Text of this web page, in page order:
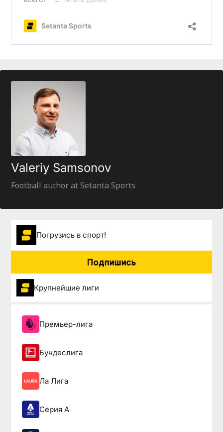
Valeriy Samsonov
Football author at Setanta Sports
Погрузиcь в спорт!
Подпишись
Крупнейшие лиги
Премьер-лига
Бундеслига
Ла Лига
Серия А